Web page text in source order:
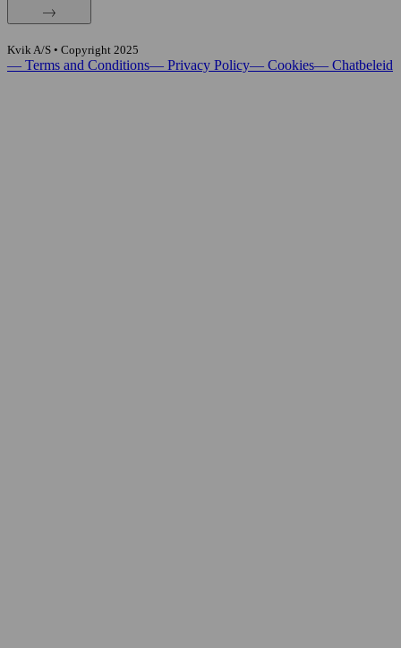
Kvik A/S • Copyright 2025
— Terms and Conditions— Privacy Policy— Cookies— Chatbeleid